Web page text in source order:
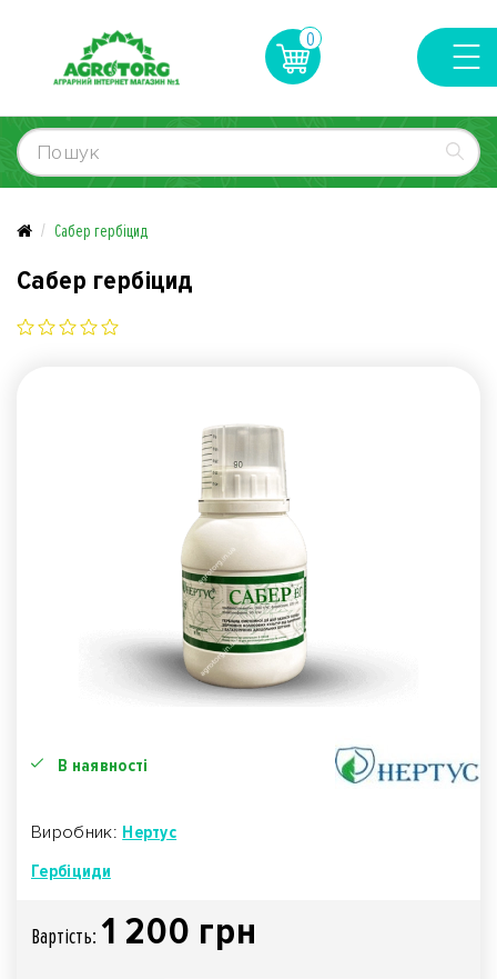
0
Сабер гербіцид
Сабер гербіцид
В наявності
Виробник: Нертус
Гербіциди
Вартiсть: 1 200 грн